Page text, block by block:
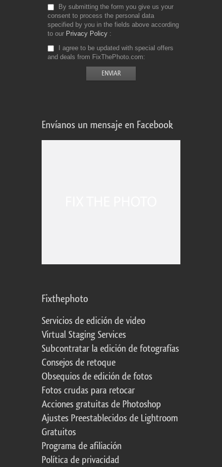
By submitting the form you give us your
consent to process the personal data
specified by you in the fields above according
to our Privacy Policy
I agree to be updated with special offers
and deals from FixThePhoto.com
Envíanos un mensaje en Facebook
Fixthephoto
Servicios de edición de video
Virtual Staging Services
Subcontratar la edición de fotografías
Consejos de retoque
Obsequios de edición de fotos
Fotos crudas para retocar
Acciones gratuitas de Photoshop
Ajustes Preestablecidos de Lightroom
Gratuitos
Programa de afiliación
Política de privacidad